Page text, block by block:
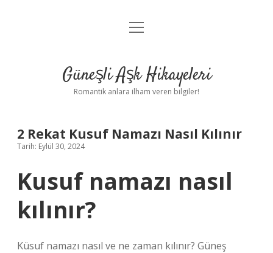
Anasayfa
Yasal Uyarı
menüyü
Güneşli Aşk Hikayeleri
Romantik anlara ilham veren bilgiler!
2 Rekat Kusuf Namazı Nasıl Kılınır
Tarih: Eylül 30, 2024
Kusuf namazı nasıl
kılınır?
Küsuf namazı nasıl ve ne zaman kılınır? Güneş